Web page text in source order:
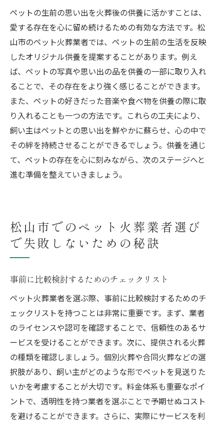
ペットの生前の思い出を火葬後の供養に活かすことは、
愛する存在を心に留め続けるための有効な方法です。松
山市のペット火葬業者では、ペットの生前の生活を反映
したオリジナル供養を提案することがあります。例え
ば、ペットの写真や思い出の品を供養の一部に取り入れ
ることで、その存在をより強く感じることができます。
また、ペットの好きだった音楽や食べ物を供養の際に取
り入れることも一つの方法です。これらの工夫により、
飼い主はペットとの思い出を鮮やかに蘇らせ、心の中で
その絆を持続させることができるでしょう。供養を通じ
て、ペットの存在を心に刻みながら、次のステージへと
進む準備を整えていきましょう。
松山市でのペット火葬業者選び
で失敗しないための秘訣
事前に比較検討するためのチェックリスト
ペット火葬業者を選ぶ際、事前に比較検討するためのチ
ェックリストを持つことは非常に重要です。まず、業者
のライセンスや認可を確認することで、信頼性のあるサ
ービスを受けることができます。次に、提供される火葬
の種類を確認しましょう。個別火葬や合同火葬などの選
択肢があり、飼い主がどのような形でペットを見送りた
いかを考慮することが大切です。料金体系も重要なポイ
ントで、透明性を持つ業者を選ぶことで予期せぬコスト
を避けることができます。さらに、実際にサービスを利